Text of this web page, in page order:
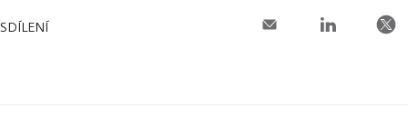
SDÍLENÍ